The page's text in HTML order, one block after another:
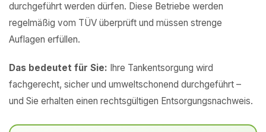
durchgeführt werden dürfen. Diese Betriebe werden
regelmäßig vom TÜV überprüft und müssen strenge
Auflagen erfüllen.
Das bedeutet für Sie: Ihre Tankentsorgung wird
fachgerecht, sicher und umweltschonend durchgeführt –
und Sie erhalten einen rechtsgültigen Entsorgungsnachweis.